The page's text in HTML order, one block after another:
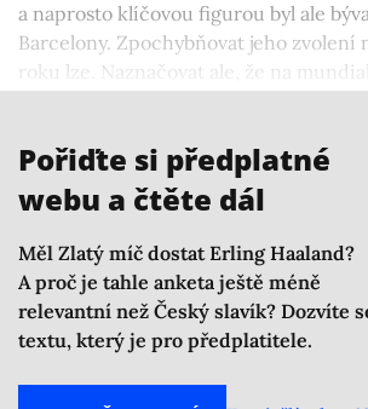
a naprosto klíčovou figurou byl ale
Barcelony. Zpochybňovat jeho zvolení
roku lze. Naznačovat ale, že na
Pořiďte si předplatné
webu a čtěte dál
Měl Zlatý míč dostat Erling Haaland?
A proč je tahle anketa ještě méně
relevantní než Český slavík? Dozvíte
textu, který je pro předplatitele.